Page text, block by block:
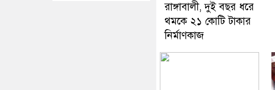
রাঙ্গাবালী, দুই বছর ধরে
থমকে ২১ কোটি টাকার
নির্মাণকাজ